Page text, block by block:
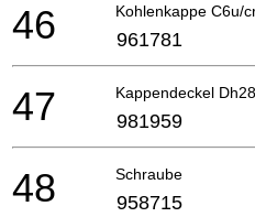
Kohlenkappe C6u/
46 961781
Kappendeckel
47 981959
Schraube
48 958715